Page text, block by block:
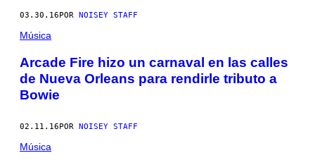
03.30.16 POR NOISEY STAFF
Música
Arcade Fire hizo un carnaval en las calles
de Nueva Orleans para rendirle tributo a
Bowie
02.11.16POR NOISEY STAFF
Música